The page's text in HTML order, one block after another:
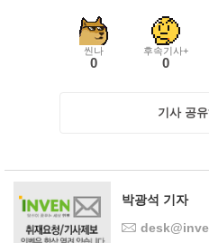
씬나
0
후속기사+
0
기사 공유
박광석 기자